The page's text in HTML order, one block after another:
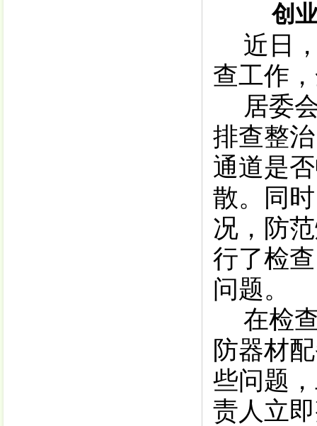
创
近日
查工作
居委
排查整
通道是
散。同
况，防
行了检
问题。
在检
防器材
些问题
责人立